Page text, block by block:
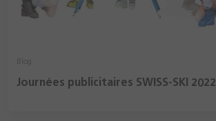
Blog
Journées publicitaires SWISS-SKI 2022